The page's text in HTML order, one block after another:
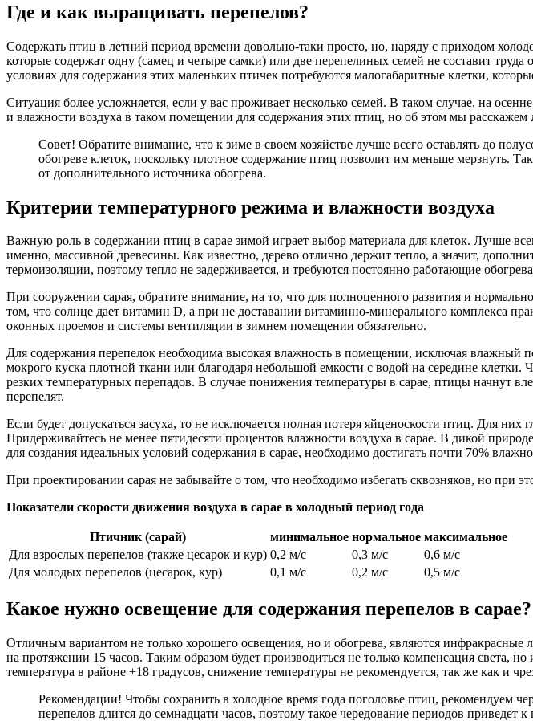
Где и как выращивать перепелов?
Содержать птиц в летний период времени довольно-таки просто, но, наряду с приходом
которые содержат одну (самец и четыре самки) или две перепелиных семей не составит
условиях для содержания этих маленьких птичек потребуются малогабаритные клетки,
Ситуация более усложняется, если у вас проживает несколько семей. В таком случае, на
и влажности воздуха в таком помещении для содержания этих птиц, но об этом мы расскажем
Совет! Обратите внимание, что к зиме в своем хозяйстве лучше всего оставлять до
обогреве клеток, поскольку плотное содержание птиц позволит им меньше мерзнуть.
от дополнительного источника обогрева.
Критерии температурного режима и влажности воздуха
Важную роль в содержании птиц в сарае зимой играет выбор материала для клеток. Лучше
именно, массивной древесины. Как известно, дерево отлично держит тепло, а значит,
термоизоляции, поэтому тепло не задерживается, и требуются постоянно работающие
При сооружении сарая, обратите внимание, на то, что для полноценного развития и
том, что солнце дает витамин D, а при не доставании витаминно-минерального комплекса
оконных проемов и системы вентиляции в зимнем помещении обязательно.
Для содержания перепелок необходима высокая влажность в помещении, исключая
мокрого куска плотной ткани или благодаря небольшой емкости с водой на середине
резких температурных перепадов. В случае понижения температуры в сарае, птицы начнут
перепелят.
Если будет допускаться засуха, то не исключается полная потеря яйценоскости птиц. Для
Придерживайтесь не менее пятидесяти процентов влажности воздуха в сарае. В дикой
для создания идеальных условий содержания в сарае, необходимо достигать почти 70%
При проектировании сарая не забывайте о том, что необходимо избегать сквозняков, но при
Показатели скорости движения воздуха в сарае в холодный период года
Птичник (сарай) минимальное нормальное максимальное
Для взрослых перепелов (также цесарок и кур) 0,2 м/с 0,3 м/с
0,6 м/с
Для молодых перепелов (цесарок, кур)
0,1 м/с 0,2 м/с 0,5 м/с
Какое нужно освещение для содержания перепелов в сарае?
Отличным вариантом не только хорошего освещения, но и обогрева, являются
на протяжении 15 часов. Таким образом будет производиться не только компенсация света,
температура в районе +18 градусов, снижение температуры не рекомендуется, так же как и
Рекомендации! Чтобы сохранить в холодное время года поголовье птиц, рекомендуем
перепелов длится до семнадцати часов, поэтому такое чередование периодов